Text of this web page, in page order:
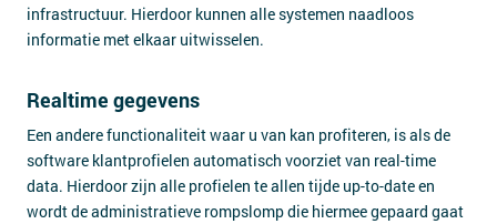
infrastructuur. Hierdoor kunnen alle systemen naadloos
informatie met elkaar uitwisselen.
Realtime gegevens
Een andere functionaliteit waar u van kan profiteren, is als de
software klantprofielen automatisch voorziet van real-time
data. Hierdoor zijn alle profielen te allen tijde up-to-date en
wordt de administratieve rompslomp die hiermee gepaard gaat